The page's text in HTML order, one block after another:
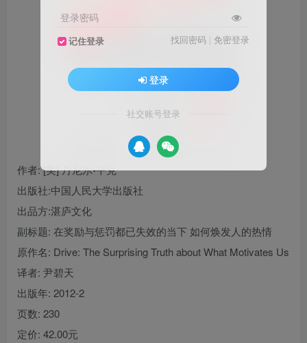
作者: [美] 丹尼尔•平克
出版社:中国人民大学出版社
出品方:湛庐文化
副标题: 在奖励与惩罚都已失效的当下 如何焕发人的热情
原作名: Drive: The Surprising Truth about What Motivates Us
译者: 尹碧天
出版年: 2012-2
页数: 230
定价: 42.00元
登录密码
记住登录 找回密码 | 免密登录
登录
社交账号登录